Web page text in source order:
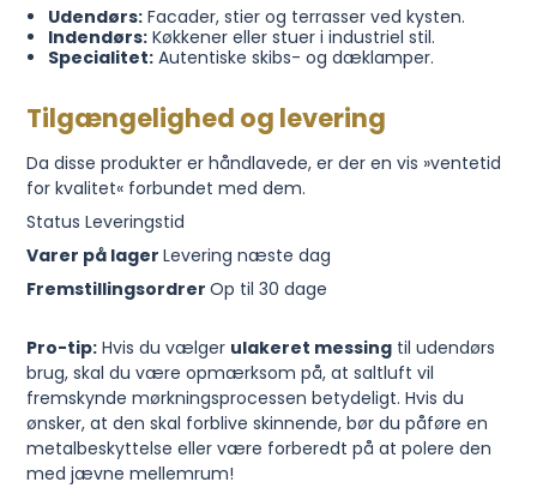
Udendørs:Facader, stier og terrasser ved kysten.
Indendørs:Køkkener eller stuer i industriel stil.
Specialitet:Autentiske skibs- og dæklamper.
Tilgængelighed og levering
Da disse produkter er håndlavede, er der en vis »ventetid
for kvalitet« forbundet med dem.
Status Leveringstid
Varer på lagerLevering næste dag
FremstillingsordrerOp til 30 dage
Pro-tip: Hvis du vælger ulakeret messing til udendørs
brug, skal du være opmærksom på, at saltluft vil
fremskynde mørkningsprocessen betydeligt. Hvis du
ønsker, at den skal forblive skinnende, bør du påføre en
metalbeskyttelse eller være forberedt på at polere den
med jævne mellemrum!